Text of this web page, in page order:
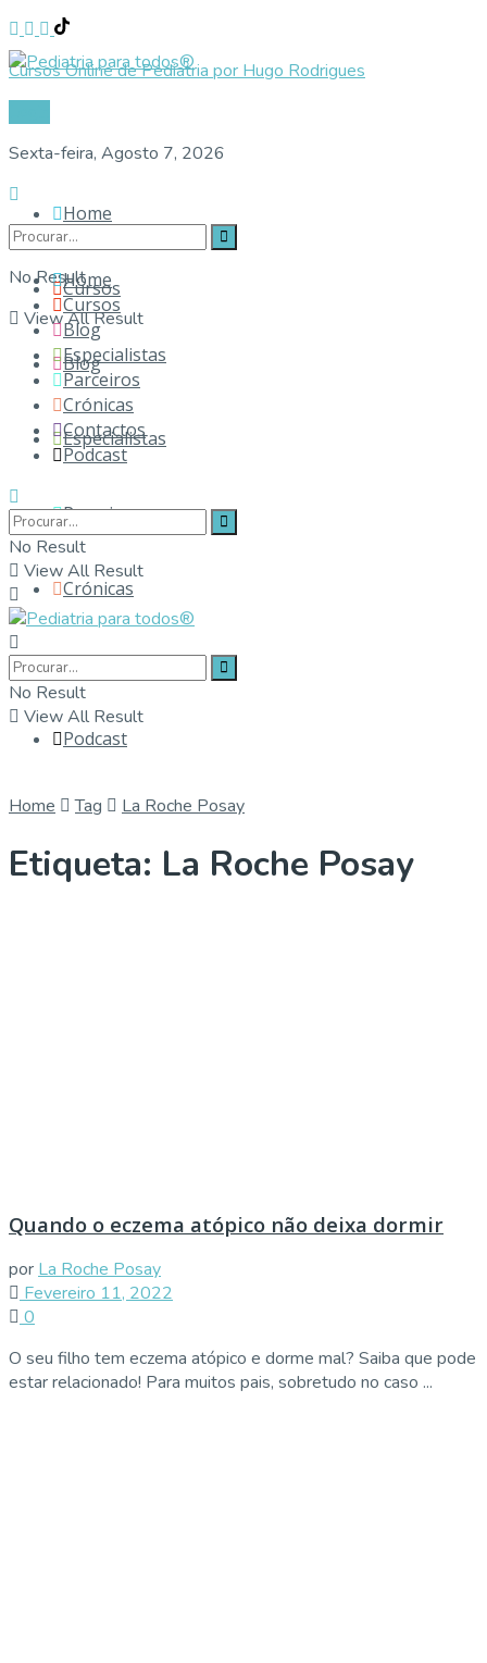
Cursos Online de Pediatria por Hugo Rodrigues
Sexta-feira, Agosto 7, 2026
No Result
View All Result
Home
Cursos
Blog
Especialistas
Parceiros
Crónicas
Contactos
Podcast
Home
Cursos
Blog
Especialistas
Parceiros
Crónicas
Contactos
Podcast
No Result
View All Result
No Result
View All Result
Home Tag La Roche Posay
Etiqueta: La Roche Posay
Quando o eczema atópico não deixa dormir
por La Roche Posay
Fevereiro 11, 2022
0
O seu filho tem eczema atópico e dorme mal? Saiba que pode
estar relacionado! Para muitos pais, sobretudo no caso ...